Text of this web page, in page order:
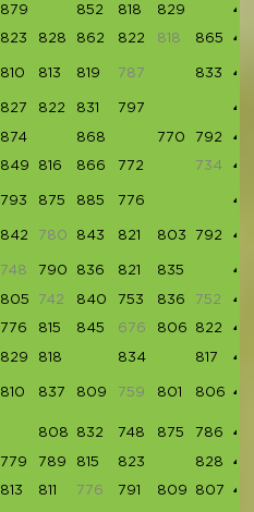
879 852 818 829
823 828 862 822 818 865
810 813 819 787 833
827 822 831 797
874 868 770 792
849 816 866 772 734
793 875 885 776
842 780 843 821 803 792
748 790 836 821 835
805 742 840 753 836 752
776 815 845 676 806 822
829 818 834 817
810 837 809 759 801 806
808 832 748 875 786
779 789 815 823 828
813 811 776 791 809 807